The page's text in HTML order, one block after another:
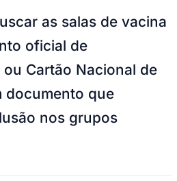
as salas de vacina
oficial de
Cartão Nacional de
documento que
nos grupos